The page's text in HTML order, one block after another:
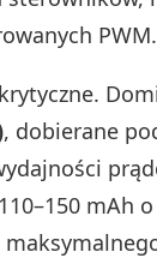
PWM.
, dobierane
mAh